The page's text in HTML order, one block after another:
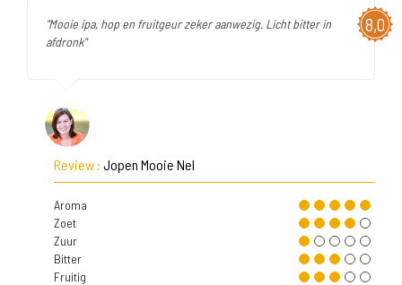
8,0
"Mooie ipa, hop en fruitgeur zeker aanwezig. Licht bitter in
afdronk"
Review : Jopen Mooie Nel
Aroma
Zoet
Zuur
Bitter
Fruitig